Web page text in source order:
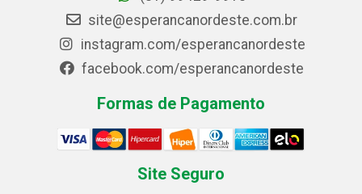
site@esperancanordeste.com.br
instagram.com/esperancanordeste
facebook.com/esperancanordeste
Formas de Pagamento
Site Seguro